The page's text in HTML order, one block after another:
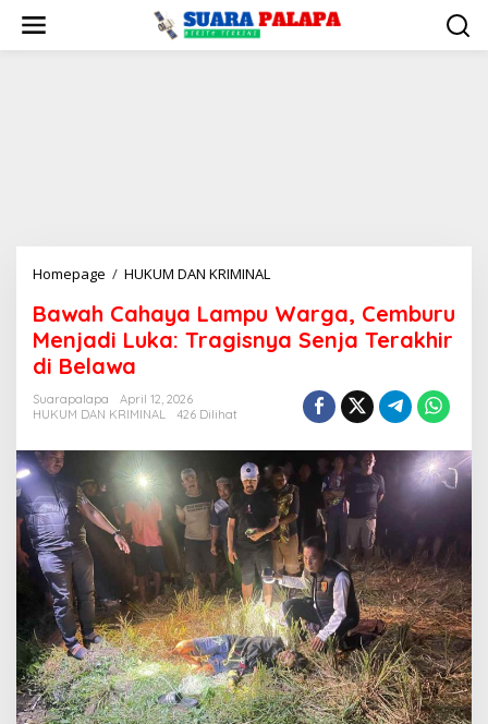
konten
Homepage / HUKUM DAN KRIMINAL
Lampu
Warga,
Luka:
Tragisnya
Senja
Terakhir
di
Belawa
Bawah Cahaya Lampu Warga, Cemburu
Menjadi Luka: Tragisnya Senja Terakhir
di Belawa
Suarapalapa
April 12, 2026
HUKUM DAN KRIMINAL
426 Dilihat